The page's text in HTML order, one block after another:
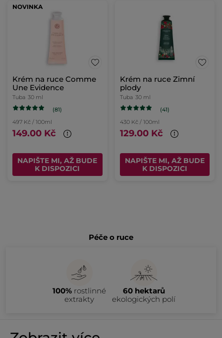
NOVINKA
Krém na ruce Comme
Une Evidence
Tuba 30 ml
(81)
497 Kč / 100ml
149.00 Kč
NAPIŠTE MI, AŽ BUDE
K DISPOZICI
Krém na ruce Zimní
plody
Tuba 30 ml
(41)
430 Kč / 100ml
129.00 Kč
NAPIŠTE MI, AŽ BUDE
K DISPOZICI
Péče o ruce
100% rostlinné
extrakty
60 hektarů
ekologických polí